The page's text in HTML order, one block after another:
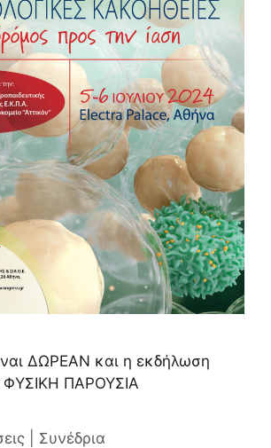
ΔΩΡΕΑΝ και η εκδήλωση
ΦΥΣΙΚΗ ΠΑΡΟΥΣΙΑ
| Συνέδρια